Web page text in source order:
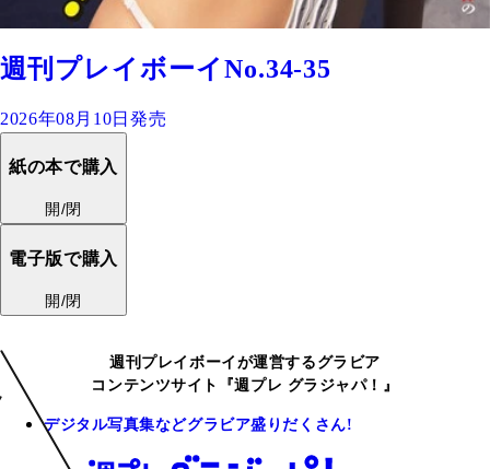
週刊プレイボーイNo.34-35
2026年08月10日発売
紙の本で購入
開/閉
電子版で購入
開/閉
週刊プレイボーイが運営するグラビア
コンテンツサイト『週プレ グラジャパ！』
デジタル写真集などグラビア盛りだくさん!